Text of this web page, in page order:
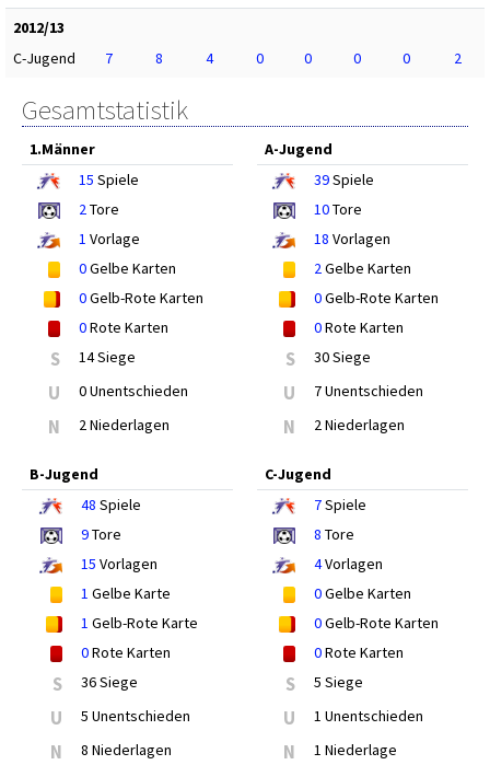
2012/13
C-Jugend
7 8 4 0 0 0 0 2
Gesamtstatistik
1.Männer
15 Spiele
2Tore
1 Vorlage
0Gelbe Karten
0Gelb-Rote Karten
0Rote Karten
S 14 Siege
U 0 Unentschieden
N 2 Niederlagen
A-Jugend
39Spiele
10Tore
18 Vorlagen
2Gelbe Karten
0Gelb-Rote Karten
0Rote Karten
S 30 Siege
U 7 Unentschieden
N 2 Niederlagen
B-Jugend
48 Spiele
9Tore
15 Vorlagen
1 Gelbe Karte
1 Gelb-Rote Karte
0Rote Karten
S 36 Siege
U 5 Unentschieden
N 8 Niederlagen
C-Jugend
7Spiele
8 Tore
4Vorlagen
0Gelbe Karten
0Gelb-Rote Karten
0Rote Karten
S 5 Siege
U 1 Unentschieden
N 1 Niederlage